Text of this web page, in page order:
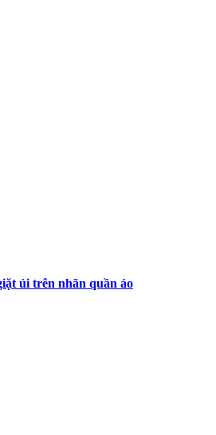
ủi trên nhãn quần áo